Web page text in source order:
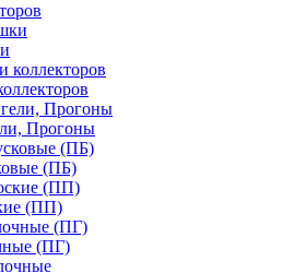
Прогоны
(ПБ)
(ПП)
(ПГ)